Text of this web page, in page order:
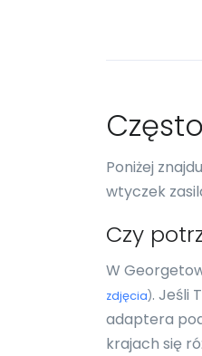
Poniżej
wtyczek
Czy
W
zdjęcia). Jeśli
adaptera
krajach się